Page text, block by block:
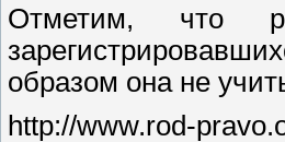
Отметим, что
образом она не
http://www.rod-